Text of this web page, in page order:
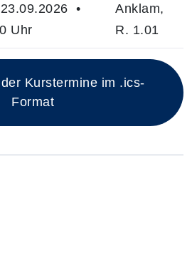
Termine zum diesen Kurs
•
Uhr
Anklam,
R. 1.01
Kurstermine im .ics-
Format